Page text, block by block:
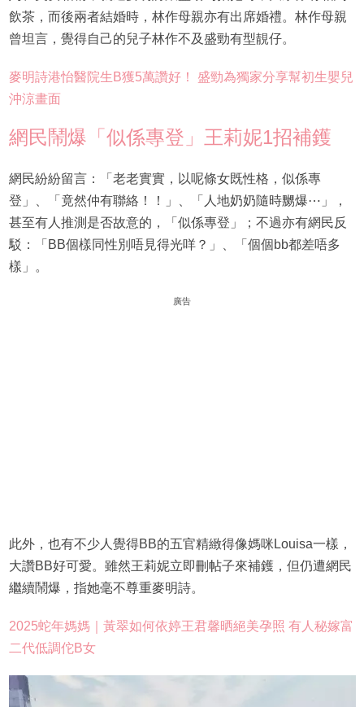
飲茶，而後兩者結婚時，林作母親亦有出席婚禮。林作母親
曾坦言，覺得自己的兒子林作不及盛勁有型靚仔。
麥明詩港怡醫院生B獲5萬讚好！ 盛勁為獨家分享幫初生嬰兒
沖涼畫面
網民鬧爆「似係專登」王莉妮1招補鑊
網民紛紛留言：「老老實實，以呢條女既性格，似係專
登」、「竟然仲有聯絡！！」、「人地奶奶隨時嬲爆⋯」，
甚至有人推測是否故意的，「似係專登」；不過亦有網民反
駁：「BB個樣同性別唔見得光咩？」、「個個bb都差唔多
樣」。
廣告
此外，也有不少人覺得BB的五官精緻得像媽咪Louisa一樣，
大讚BB好可愛。雖然王莉妮立即刪帖子來補鑊，但仍遭網民
繼續鬧爆，指她毫不尊重麥明詩。
2025蛇年媽媽｜黃翠如何依婷王君馨晒絕美孕照 有人秘嫁富
二代低調佗B女